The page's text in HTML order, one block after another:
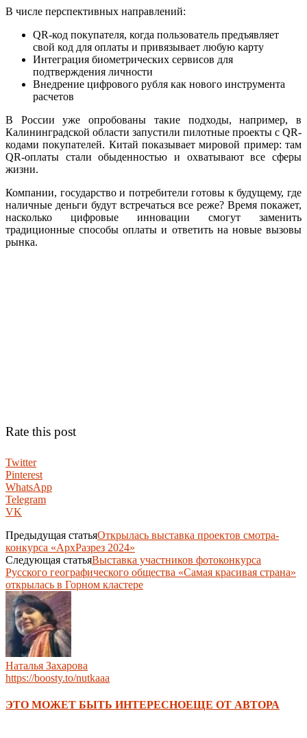
В числе перспективных направлений:
QR-код покупателя, когда пользователь предъявляет
свой код для оплаты и привязывает любую карту
Интеграция биометрических сервисов для
подтверждения личности
Внедрение цифрового рубля как нового инструмента
расчетов
В России уже опробованы такие подходы, например, в
Калининградской области запустили пилотные проекты с QR-
кодами покупателей. Китай показывает мировой пример: там
QR-оплаты стали обыденностью и охватывают все сферы
жизни.
Компании, государство и потребители готовы к будущему, где
наличные деньги будут встречаться все реже? Время покажет,
насколько цифровые инновации смогут заменить
традиционные способы оплаты и ответить на новые вызовы
рынка.
Rate this post
Twitter
Pinterest
WhatsApp
Telegram
VK
Предыдущая статьяОткрылась выставка проектов смотра-
конкурса «АрхРазрез 2024»
Следующая статьяВыставка участников фотоконкурса
Русского географического общества «Самая красивая страна»
открылась в Горном кластере
Наталья Захарова
https://boosty.to/nutkaaa
ЭТО МОЖЕТ БЫТЬ ИНТЕРЕСНОЕЩЕ ОТ АВТОРА